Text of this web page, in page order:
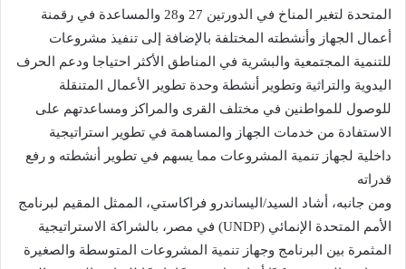
المتحدة لتغير المناخ في الدورتين 27 و28 والمساعدة في رقمنة
أعمال الجهاز وأنشطته المختلفة بالإضافة إلى تنفيذ مشروعات
للتنمية المجتمعية والبشرية في المناطق الأكثر احتياجا ودعم الحرف
اليدوية والتراثية وتطوير أنشطة وحدة تطوير الأعمال المتنقلة
للوصول للمواطنين في مختلف القرى والمراكز ومساعدتهم على
الاستفادة من خدمات الجهاز والمساهمة في تطوير استراتيجية
داخلية لجهاز تنمية المشروعات مما يسهم في تطوير أنشطته و رفع
قدراته
ومن جانبه، أشاد السيد/اليساندرو فراكاستي، الممثل المقيم لبرنامج
الأمم المتحدة الإنمائي (UNDP) في مصر، بالشراكة الاستراتيجية
المثمرة بين البرنامج وجهاز تنمية المشروعات المتوسطة والصغيرة